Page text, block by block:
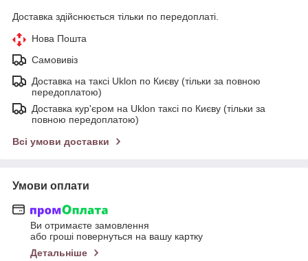
Доставка здійснюється тільки по передоплаті.
Нова Пошта
Самовивіз
Доставка на таксі Uklon по Києву (тільки за повною
передоплатою)
Доставка кур'єром на Uklon таксі по Києву (тільки за
повною передоплатою)
Всі умови доставки
Умови оплати
Ви отримаєте замовлення
або гроші повернуться на вашу картку
Детальніше